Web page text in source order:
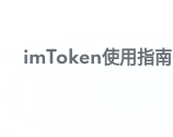
imToken使用指南